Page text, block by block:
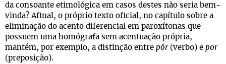
da consoante etimológica em casos destes não seria bem-
vinda? Afinal, o próprio texto oficial, no capítulo sobre a
eliminação do acento diferencial em paroxítonas que
possuem uma homógrafa sem acentuação própria,
mantém, por exemplo, a distinção entre pôr (verbo) e por
(preposição).